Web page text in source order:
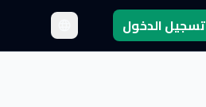
تسجيل الدخول